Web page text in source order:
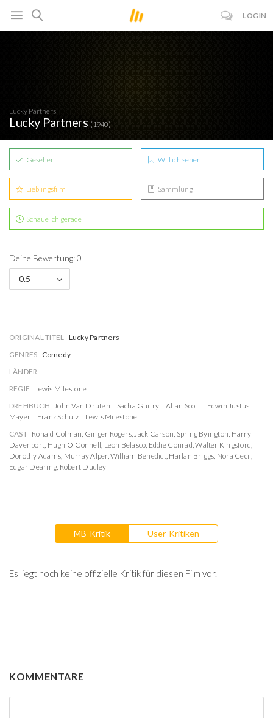
LOGIN
Lucky Partners
Lucky Partners (1940)
Gesehen Will ich sehen
Lieblingsfilm Sammlung
Schaue ich gerade
Deine Bewertung: 0
0.5
ORIGINAL TITEL Lucky Partners
GENRES Comedy
LÄNDER
REGIE Lewis Milestone
DREHBUCH John Van Druten Sacha Guitry Allan Scott
Edwin Justus
Mayer
Franz Schulz
Lewis Milestone
CAST Ronald Colman, Ginger Rogers,Jack Carson, Spring Byington, Harry
Davenport, Hugh O'Connell, Leon Belasco, Eddie Conrad,Walter Kingsford,
Dorothy Adams, Murray Alper,William Benedict, Harlan Briggs, Nora Cecil,
Edgar Dearing, Robert Dudley
MB-Kritik User-Kritiken
Es liegt noch keine offizielle Kritik für diesen Film vor.
KOMMENTARE